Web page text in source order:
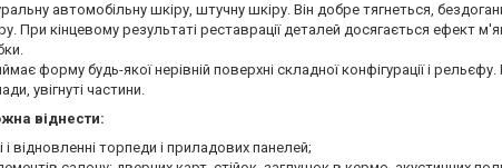
автомобільну шкіру, штучну шкіру. Він добре тягнеться,
При кінцевому результаті реставрації деталей досягається ефект
форму будь-якої нерівній поверхні складної конфігурації і
увігнуті частини.
віднести:
відновленні торпеди і приладових панелей;